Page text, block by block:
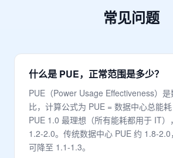
常见问题
什么是 PUE，正常范围是多少？
PUE（Power Usage Effectiveness）
比，计算公式为 PUE = 数据中心总能耗
PUE 1.0 最理想（所有能耗都用于 IT）
1.2-2.0。传统数据中心 PUE 约 1.8-
可降至 1.1-1.3。